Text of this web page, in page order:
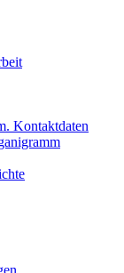
Kontaktdaten